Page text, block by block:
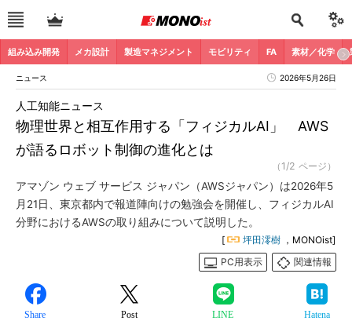
組み込み開発 メカ設計 製造マネジメント モビリティ FA 素材／化学
ニュース 2026年5月26日
物理世界と相互作用する「フィジカルAI」 AWS
が語るロボット制御の進化とは
人工知能ニュース
（1/2 ページ）
アマゾン ウェブ サービス ジャパン（AWSジャパン）は2026年5
月21日、東京都内で報道陣向けの勉強会を開催し、フィジカルAI
分野におけるAWSの取り組みについて説明した。
[ 坪田澪樹 ，MONOist]
PC用表示
関連情報
Share Post LINE Hatena